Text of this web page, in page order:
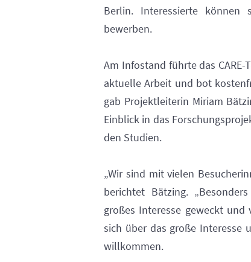
Berlin. Interessierte
bewerben.
Am Infostand führte das
aktuelle Arbeit und bot
gab Projektleiterin Miriam
Einblick in das
den Studien.
„Wir sind mit vielen
berichtet Bätzing.
großes Interesse geweckt und
sich über das große Interesse
willkommen.